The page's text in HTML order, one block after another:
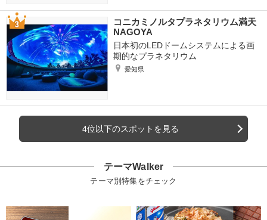
コニカミノルタプラネタリウム満天
NAGOYA
日本初のLEDドームシステムによる画
期的なプラネタリウム
愛知県
4位以下のスポットを見る
テーマWalker
テーマ別特集をチェック